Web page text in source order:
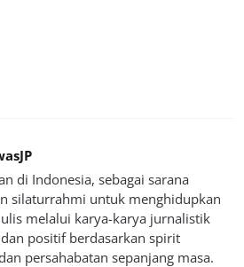
di Indonesia, sebagai sarana
silaturrahmi untuk menghidupkan
melalui karya-karya jurnalistik
positif berdasarkan spirit
persahabatan sepanjang masa.